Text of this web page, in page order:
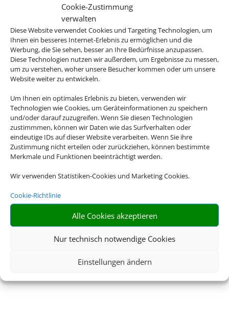
Cookie-Zustimmung
verwalten
Diese Website verwendet Cookies und Targeting Technologien, um
Ihnen ein besseres Internet-Erlebnis zu ermöglichen und die
Werbung, die Sie sehen, besser an Ihre Bedürfnisse anzupassen.
Diese Technologien nutzen wir außerdem, um Ergebnisse zu messen,
um zu verstehen, woher unsere Besucher kommen oder um unsere
Website weiter zu entwickeln.
Um Ihnen ein optimales Erlebnis zu bieten, verwenden wir
Technologien wie Cookies, um Geräteinformationen zu speichern
und/oder darauf zuzugreifen. Wenn Sie diesen Technologien
zustimmmen, können wir Daten wie das Surfverhalten oder
eindeutige IDs auf dieser Website verarbeiten. Wenn Sie ihre
Zustimmung nicht erteilen oder zurückziehen, können bestimmte
Merkmale und Funktionen beeinträchtigt werden.
Wir verwenden Statistiken-Cookies und Marketing Cookies.
Cookie-Richtlinie
Alle Cookies akzeptieren
Nur technisch notwendige Cookies
Einstellungen ändern